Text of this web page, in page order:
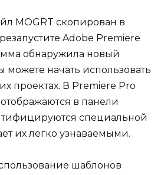
MOGRT скопирован в
Adobe Premiere
обнаружила новый
можете начать использовать
проектах. В Premiere Pro
в панели
специальной
их легко узнаваемыми.
шаблонов